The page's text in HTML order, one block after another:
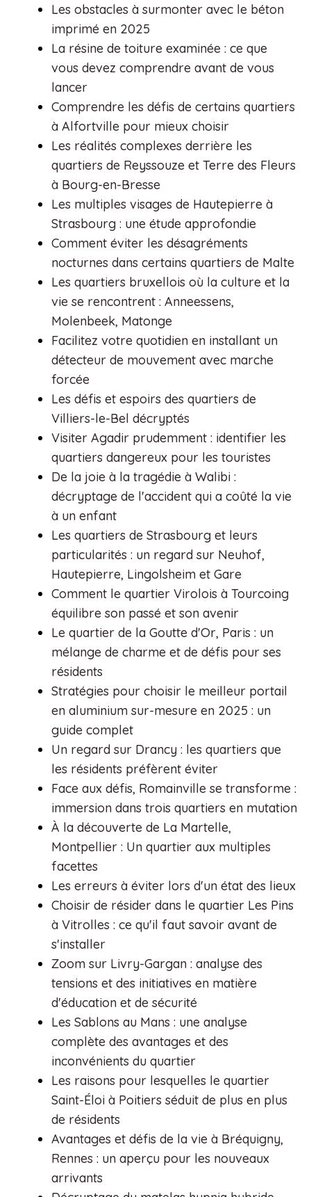
Les obstacles à surmonter avec le béton
imprimé en 2025
La résine de toiture examinée : ce que
vous devez comprendre avant de vous
lancer
Comprendre les défis de certains quartiers
à Alfortville pour mieux choisir
Les réalités complexes derrière les
quartiers de Reyssouze et Terre des Fleurs
à Bourg-en-Bresse
Les multiples visages de Hautepierre à
Strasbourg : une étude approfondie
Comment éviter les désagréments
nocturnes dans certains quartiers de Malte
Les quartiers bruxellois où la culture et la
vie se rencontrent : Anneessens,
Molenbeek, Matonge
Facilitez votre quotidien en installant un
détecteur de mouvement avec marche
forcée
Les défis et espoirs des quartiers de
Villiers-le-Bel décryptés
Visiter Agadir prudemment : identifier les
quartiers dangereux pour les touristes
De la joie à la tragédie à Walibi :
décryptage de l'accident qui a coûté la vie
à un enfant
Les quartiers de Strasbourg et leurs
particularités : un regard sur Neuhof,
Hautepierre, Lingolsheim et Gare
Comment le quartier Virolois à Tourcoing
équilibre son passé et son avenir
Le quartier de la Goutte d'Or, Paris : un
mélange de charme et de défis pour ses
résidents
Stratégies pour choisir le meilleur portail
en aluminium sur-mesure en 2025 : un
guide complet
Un regard sur Drancy : les quartiers que
les résidents préfèrent éviter
Face aux défis, Romainville se transforme :
immersion dans trois quartiers en mutation
À la découverte de La Martelle,
Montpellier : Un quartier aux multiples
facettes
Les erreurs à éviter lors d'un état des lieux
Choisir de résider dans le quartier Les Pins
à Vitrolles : ce qu'il faut savoir avant de
s'installer
Zoom sur Livry-Gargan : analyse des
tensions et des initiatives en matière
d'éducation et de sécurité
Les Sablons au Mans : une analyse
complète des avantages et des
inconvénients du quartier
Les raisons pour lesquelles le quartier
Saint-Éloi à Poitiers séduit de plus en plus
de résidents
Avantages et défis de la vie à Bréquigny,
Rennes : un aperçu pour les nouveaux
arrivants